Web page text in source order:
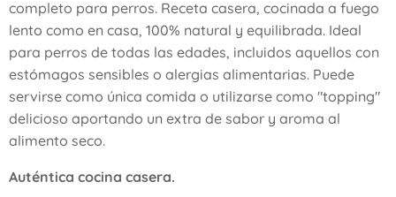
completo para perros. Receta casera, cocinada a fuego
lento como en casa, 100% natural y equilibrada. Ideal
para perros de todas las edades, incluidos aquellos con
estómagos sensibles o alergias alimentarias. Puede
servirse como única comida o utilizarse como "topping"
delicioso aportando un extra de sabor y aroma al
alimento seco.
Auténtica cocina casera.